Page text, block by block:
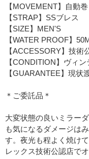
【MOVEMENT】自動巻
【STRAP】SSブレス
【SIZE】MEN'S
【WATER PROOF】
【ACCESSORY】技術
【CONDITION】ヴィ
【GUARANTEE】現状
＊ご委託品＊
大変状態の良いミラー
も気になるダメージは
す。夜光も程よく焼け
レックス技術公認店で